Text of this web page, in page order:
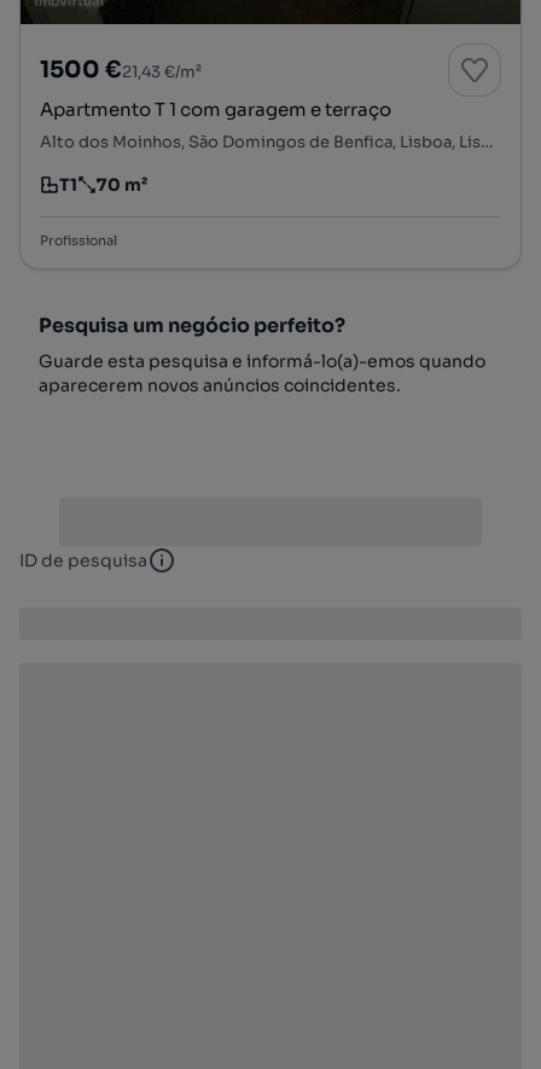
1500 €21,43 €/m²
Apartmento T 1 com garagem e terraço
Alto dos Moinhos, São Domingos de Benfica, Lisboa, Lisboa
Tipologia
T1
Preço por metro quadrado
70 m²
Profissional
Pesquisa um negócio perfeito?
Guarde esta pesquisa e informá-lo(a)-emos quando
aparecerem novos anúncios coincidentes.
ID de pesquisa ID de pesquisa